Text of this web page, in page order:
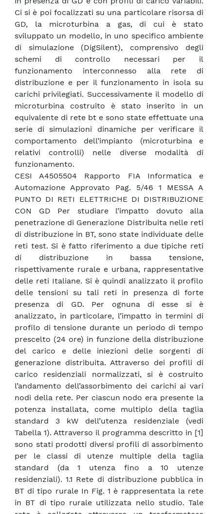
Ci si è poi focalizzati su una particolare risorsa di
GD, la microturbina a gas, di cui è stato
sviluppato un modello, in uno specifico ambiente
di simulazione (DigSilent), comprensivo degli
schemi di controllo necessari per il
funzionamento interconnesso alla rete di
distribuzione e per il funzionamento in isola su
carichi privilegiati. Successivamente il modello di
microturbina costruito è stato inserito in un
equivalente di rete bt e sono state effettuate una
serie di simulazioni dinamiche per verificare il
comportamento dell’impianto (microturbina e
relativi controlli) nelle diverse modalità di
funzionamento.
CESI A4505504 Rapporto FIA Informatica e
Automazione Approvato Pag. 5/46 1 MESSA A
PUNTO DI RETI ELETTRICHE DI DISTRIBUZIONE
CON GD Per studiare l’impatto dovuto alla
penetrazione di Generazione Distribuita nelle reti
di distribuzione in BT, sono state individuate delle
reti test. Si è fatto riferimento a due tipiche reti
di distribuzione in bassa tensione,
rispettivamente rurale e urbana, rappresentative
delle reti Italiane. Si è quindi analizzato il profilo
delle tensioni su tali reti in presenza di forte
presenza di GD. Per ognuna di esse si è
analizzato, in particolare, l’impatto in termini di
profilo di tensione durante un periodo di tempo
prescelto (24 ore) in funzione della distribuzione
del carico e delle iniezioni delle sorgenti di
generazione distribuita. Attraverso dei profili di
carico residenziali normalizzati, si è costruito
l’andamento dell’assorbimento dei carichi ai vari
nodi della rete. Per ciascun nodo era presente la
potenza installata, come multiplo della taglia
standard 3 kW dell’utenza residenziale (vedi
Tabella 1). Attraverso il programma descritto in [1]
sono stati prodotti diversi profili di assorbimento
per le classi di utenze multiple della taglia
standard (da 1 utenza fino a 10 utenze
residenziali). 1.1 Rete di distribuzione pubblica in
BT di tipo rurale In Fig. 1 è rappresentata la rete
in BT di tipo rurale utilizzata nello studio. Tale